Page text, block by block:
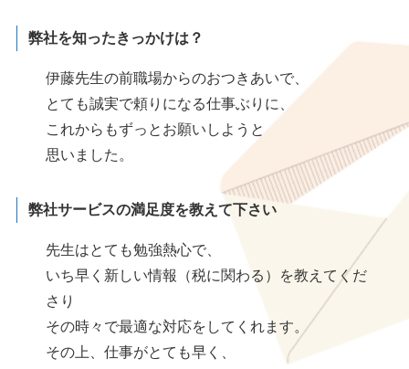
弊社を知ったきっかけは？
伊藤先生の前職場からのおつきあいで、
とても誠実で頼りになる仕事ぶりに、
これからもずっとお願いしようと
思いました。
弊社サービスの満足度を教えて下さい
先生はとても勉強熱心で、
いち早く新しい情報（税に関わる）を教えてくだ
さり
その時々で最適な対応をしてくれます。
その上、仕事がとても早く、